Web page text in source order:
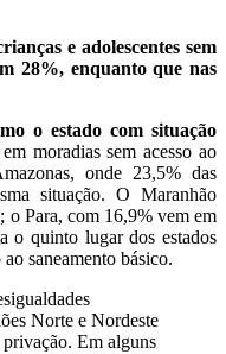
e adolescentes sem
28%, enquanto que nas
o estado com situação
moradias sem acesso ao
onde 23,5% das
situação. O Maranhão
o Para, com 16,9% vem em
o quinto lugar dos estados
saneamento básico.
Norte e Nordeste
privação. Em alguns